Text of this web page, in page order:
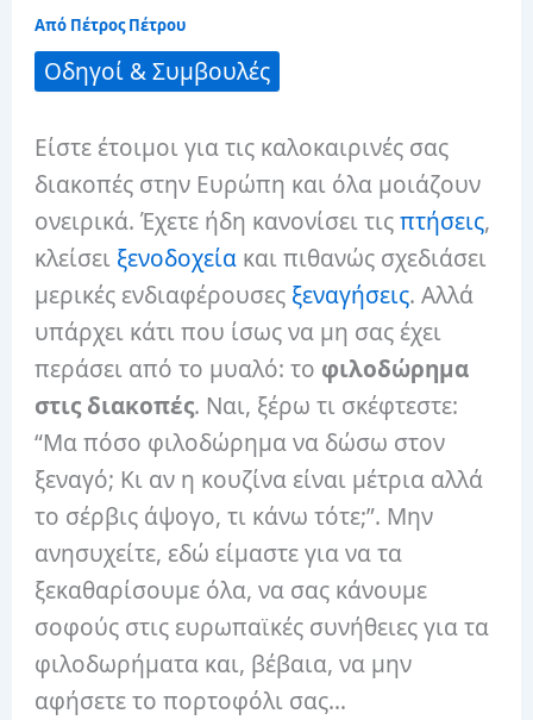
Από Πέτρος Πέτρου
Οδηγοί & Συμβουλές
Είστε έτοιμοι για τις καλοκαιρινές σας
διακοπές στην Ευρώπη και όλα μοιάζουν
ονειρικά. Έχετε ήδη κανονίσει τιςπτήσεις,
κλείσει ξενοδοχεία και πιθανώς σχεδιάσει
μερικές ενδιαφέρουσες ξεναγήσεις. Αλλά
υπάρχει κάτι που ίσως να μη σας έχει
περάσει από το μυαλό: το φιλοδώρημα
στις διακοπές. Ναι, ξέρω τι σκέφτεστε:
“Μα πόσο φιλοδώρημα να δώσω στον
ξεναγό; Κι αν η κουζίνα είναι μέτρια αλλά
το σέρβις άψογο, τι κάνω τότε;”. Μην
ανησυχείτε, εδώ είμαστε για να τα
ξεκαθαρίσουμε όλα, να σας κάνουμε
σοφούς στις ευρωπαϊκές συνήθειες για τα
φιλοδωρήματα και, βέβαια, να μην
αφήσετε το πορτοφόλι σας…